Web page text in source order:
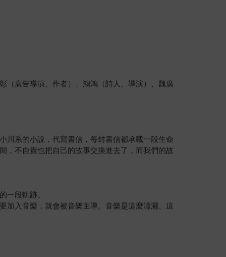
（廣告導演、作者）、鴻鴻（詩人、導演）、魏廣
系的小說，代寫書信，每封書信都承載一段生命
，不自覺也把自己的故事交換進去了，而我們的故
一段軌跡。
加入音樂，就會被音樂主導。音樂是這麼瀟灑、這